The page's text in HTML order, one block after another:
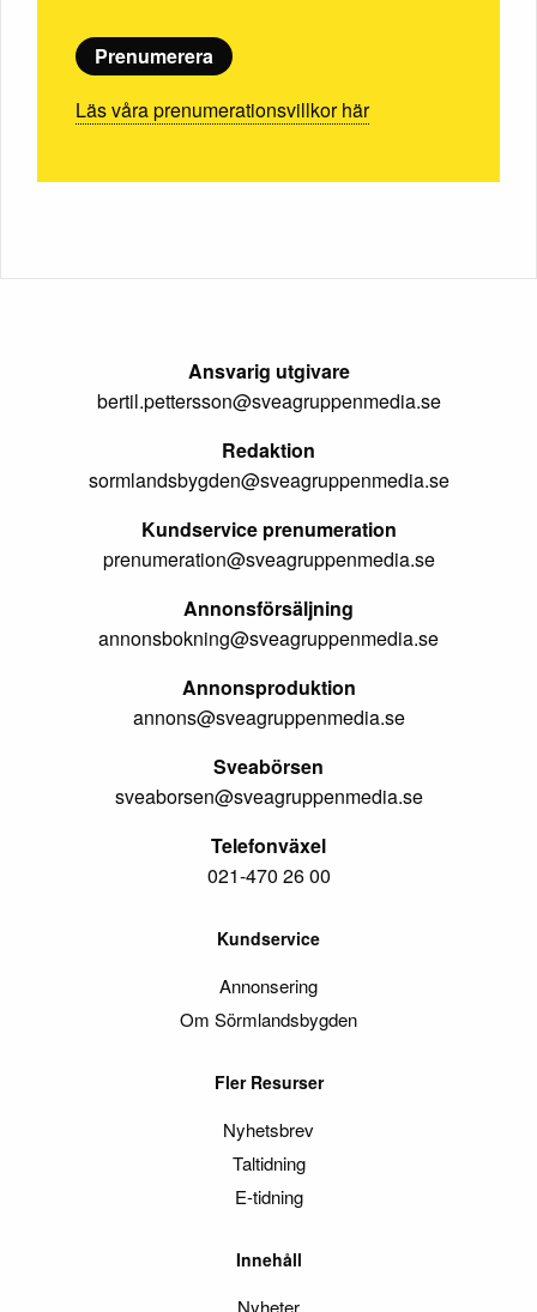
Prenumerera
Läs våra prenumerationsvillkor här
Ansvarig utgivare
bertil.pettersson@sveagruppenmedia.se
Redaktion
sormlandsbygden@sveagruppenmedia.se
Kundservice prenumeration
prenumeration@sveagruppenmedia.se
Annonsförsäljning
annonsbokning@sveagruppenmedia.se
Annonsproduktion
annons@sveagruppenmedia.se
Sveabörsen
sveaborsen@sveagruppenmedia.se
Telefonväxel
021-470 26 00
Kundservice
Annonsering
Om Sörmlandsbygden
Fler Resurser
Nyhetsbrev
Taltidning
E-tidning
Innehåll
Nyheter